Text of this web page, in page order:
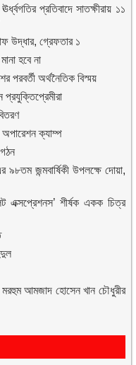
প্রতিবাদে সাতক্ষীরায় ১১
উদ্ধার, গ্রেফতার ১
হবে না
পরবর্তী অর্থনৈতিক বিস্ময়
প্রযুক্তিপ্রেমীরা
অপারেশন ক্যাম্প
জন্মবার্ষিকী উপলক্ষে দোয়া,
এক্সপ্রেশনস’ শীর্ষক একক চিত্র
মরহুম আমজাদ হোসেন খান চৌধুরীর